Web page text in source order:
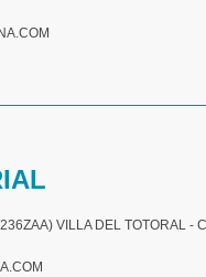
VILLA DEL TOTORAL -